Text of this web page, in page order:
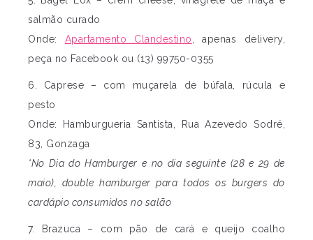
salmão curado
Onde: Apartamento Clandestino
, apenas delivery,
peça no Facebook ou (13) 99750-0355
6. Caprese – com muçarela de búfala, rúcula e
pesto
Onde: Hamburgueria Santista, Rua Azevedo Sodré,
83, Gonzaga
*No Dia do Hamburger e no dia seguinte (28 e 29 de
maio), double hamburger para todos os burgers do
cardápio consumidos no salão
7. Brazuca – com pão de cará e queijo coalho